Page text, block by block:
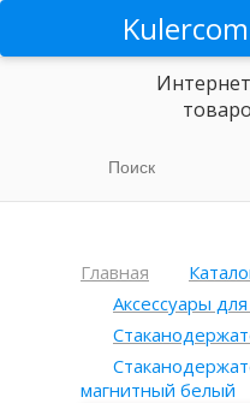
Главная
Аксессуары
магнитный белый